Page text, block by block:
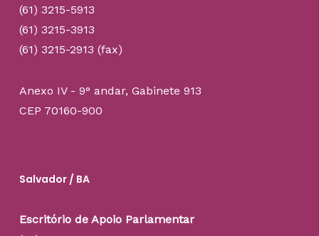
(61) 3215-5913
(61) 3215-3913
(61) 3215-2913 (fax)
Anexo IV - 9° andar, Gabinete 913
CEP 70160-900
Salvador / BA
Escritório de Apoio Parlamentar